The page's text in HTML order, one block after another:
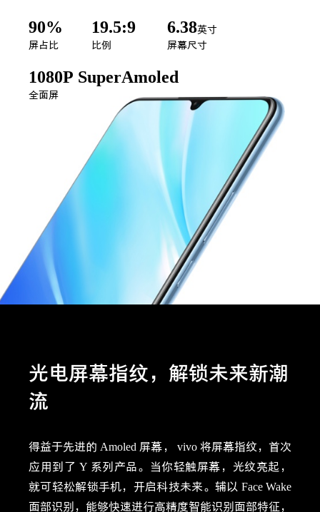
全部X机型
全部S机型
对比Y机型
iQOO Z5
对比iQOO机型
1080P SuperAmoled
全面屏
90%
屏占比
19.5:9
比例
6.38英寸
屏幕尺寸
光电屏幕指纹，解锁未来新潮
流
得益于先进的 Amoled 屏幕， vivo 将屏幕指纹，首次
应用到了 Y 系列产品。当你轻触屏幕，光纹亮起，
就可轻松解锁手机，开启科技未来。辅以 Face Wake
面部识别，能够快速进行高精度智能识别面部特征，